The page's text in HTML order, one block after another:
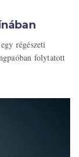
régészeti
folytatott